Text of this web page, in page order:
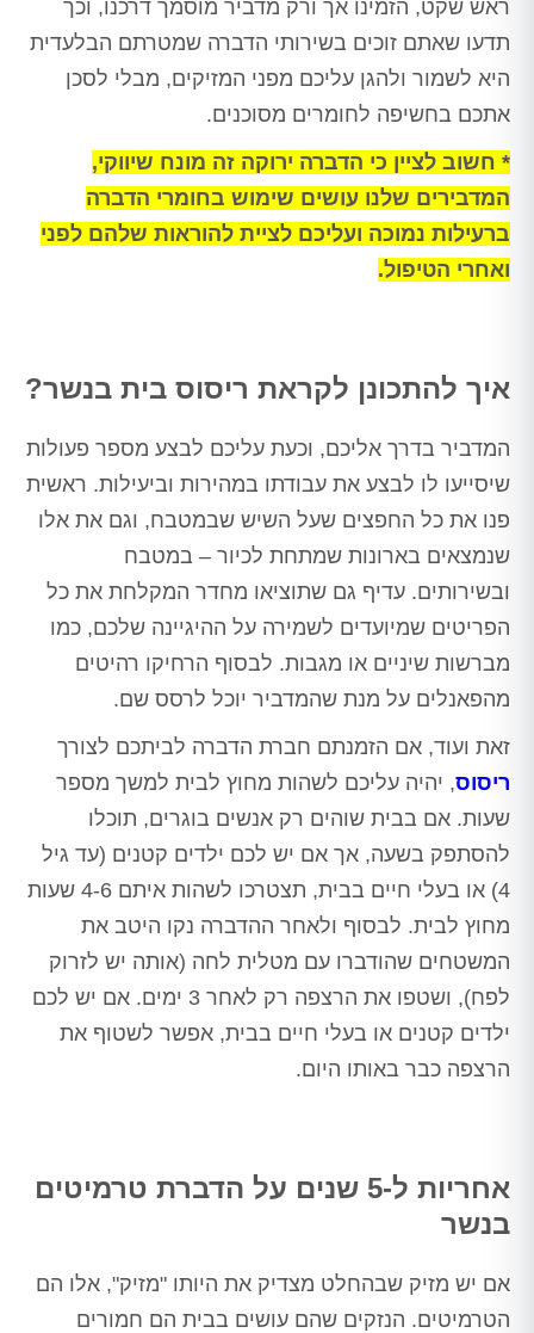
ראש שקט, הזמינו אך ורק מדביר מוסמך דרכנו, וכך
תדעו שאתם זוכים בשירותי הדברה שמטרתם הבלעדית
היא לשמור ולהגן עליכם מפני המזיקים, מבלי לסכן
אתכם בחשיפה לחומרים מסוכנים.
* חשוב לציין כי הדברה ירוקה זה מונח שיווקי,
המדבירים שלנו עושים שימוש בחומרי הדברה
ברעילות נמוכה ועליכם לציית להוראות שלהם לפני
ואחרי הטיפול.
איך להתכונן לקראת ריסוס בית בנשר?
המדביר בדרך אליכם, וכעת עליכם לבצע מספר פעולות
שיסייעו לו לבצע את עבודתו במהירות וביעילות. ראשית
פנו את כל החפצים שעל השיש שבמטבח, וגם את אלו
שנמצאים בארונות שמתחת לכיור – במטבח
ובשירותים. עדיף גם שתוציאו מחדר המקלחת את כל
הפריטים שמיועדים לשמירה על ההיגיינה שלכם, כמו
מברשות שיניים או מגבות. לבסוף הרחיקו רהיטים
מהפאנלים על מנת שהמדביר יוכל לרסס שם.
זאת ועוד, אם הזמנתם חברת הדברה לביתכם לצורך
ריסוס, יהיה עליכם לשהות מחוץ לבית למשך מספר
שעות. אם בבית שוהים רק אנשים בוגרים, תוכלו
להסתפק בשעה, אך אם יש לכם ילדים קטנים (עד גיל
4) או בעלי חיים בבית, תצטרכו לשהות איתם 4-6 שעות
מחוץ לבית. לבסוף ולאחר ההדברה נקו היטב את
המשטחים שהודברו עם מטלית לחה (אותה יש לזרוק
לפח), ושטפו את הרצפה רק לאחר 3 ימים. אם יש לכם
ילדים קטנים או בעלי חיים בבית, אפשר לשטוף את
הרצפה כבר באותו היום.
אחריות ל-5 שנים על הדברת טרמיטים
בנשר
אם יש מזיק שבהחלט מצדיק את היותו "מזיק", אלו הם
הטרמיטים. הנזקים שהם עושים בבית הם חמורים